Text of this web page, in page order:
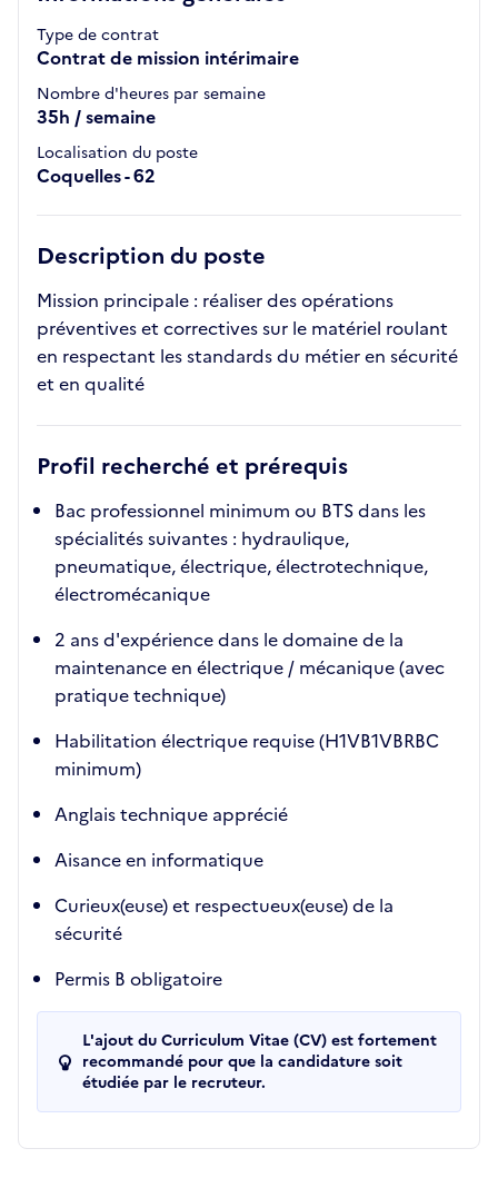
Type de contrat
Contrat de mission intérimaire
Nombre d'heures par semaine
35h / semaine
Localisation du poste
Coquelles - 62
Description du poste
Mission principale : réaliser des opérations
préventives et correctives sur le matériel roulant
en respectant les standards du métier en sécurité
et en qualité
Profil recherché et prérequis
Bac professionnel minimum ou BTS dans les
spécialités suivantes : hydraulique,
pneumatique, électrique, électrotechnique,
électromécanique
2 ans d'expérience dans le domaine de la
maintenance en électrique / mécanique (avec
pratique technique)
Habilitation électrique requise (H1VB1VBRBC
minimum)
Anglais technique apprécié
Aisance en informatique
Curieux(euse) et respectueux(euse) de la
sécurité
Permis B obligatoire
L'ajout du Curriculum Vitae (CV) est fortement
recommandé pour que la candidature soit
étudiée par le recruteur.